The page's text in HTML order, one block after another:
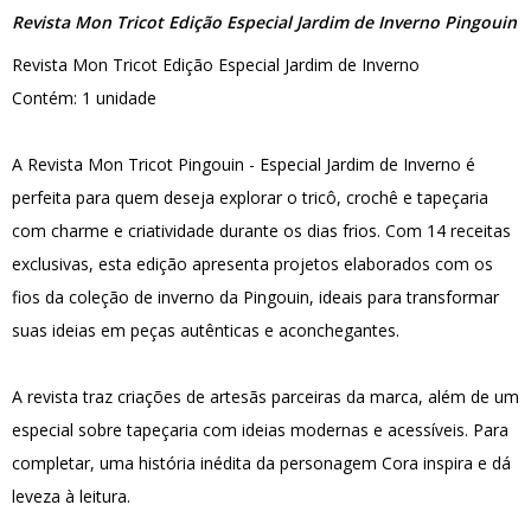
Revista Mon Tricot Edição Especial Jardim de Inverno Pingouin
Revista Mon Tricot Edição Especial Jardim de Inverno
Contém: 1 unidade
A Revista Mon Tricot Pingouin - Especial Jardim de Inverno é
perfeita para quem deseja explorar o tricô, crochê e tapeçaria
com charme e criatividade durante os dias frios. Com 14 receitas
exclusivas, esta edição apresenta projetos elaborados com os
fios da coleção de inverno da Pingouin, ideais para transformar
suas ideias em peças autênticas e aconchegantes.
A revista traz criações de artesãs parceiras da marca, além de um
especial sobre tapeçaria com ideias modernas e acessíveis. Para
completar, uma história inédita da personagem Cora inspira e dá
leveza à leitura.